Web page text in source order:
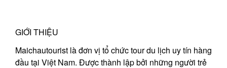
GIỚI THIỆU
Maichautourist là đơn vị tổ chức tour du lịch uy tín hàng
đầu tại Việt Nam. Được thành lập bởi những người trẻ